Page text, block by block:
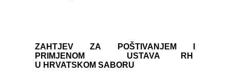
ZAHTJEV ZA POŠTIVANJEM I
PRIMJENOM USTAVA RH
U HRVATSKOM SABORU